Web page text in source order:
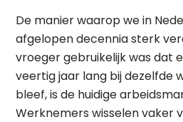
De manier waarop we in
afgelopen decennia sterk
vroeger gebruikelijk was dat
veertig jaar lang bij dezelfde
bleef, is de huidige
Werknemers wisselen vaker